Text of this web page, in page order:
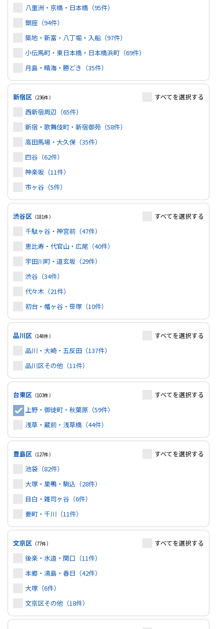
八重洲・京橋・日本橋（95件）
銀座（94件）
築地・新富・八丁堀・入船（97件）
小伝馬町・東日本橋・日本橋浜町（69件）
月島・晴海・勝どき（35件）
新宿区 （236件） すべてを選択する
西新宿周辺（65件）
新宿・歌舞伎町・新宿御苑（58件）
高田馬場・大久保（35件）
四谷（62件）
神楽坂（11件）
市ヶ谷（5件）
渋谷区 （181件） すべてを選択する
千駄ヶ谷・神宮前（47件）
恵比寿・代官山・広尾（40件）
宇田川町・道玄坂（29件）
渋谷（34件）
代々木（21件）
初台・幡ヶ谷・笹塚（10件）
品川区 （148件） すべてを選択する
品川・大崎・五反田（137件）
品川区その他（11件）
台東区 （103件） すべてを選択する
上野・御徒町・秋葉原（59件）
浅草・蔵前・浅草橋（44件）
豊島区 （127件） すべてを選択する
池袋（82件）
大塚・巣鴨・駒込（28件）
目白・雑司ヶ谷（6件）
要町・千川（11件）
文京区 （77件） すべてを選択する
後楽・水道・関口（11件）
本郷・湯島・春日（42件）
大塚（6件）
文京区その他（18件）